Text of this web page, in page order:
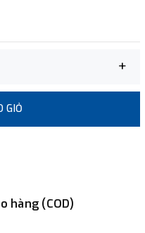
+
GIỎ
hàng (COD)